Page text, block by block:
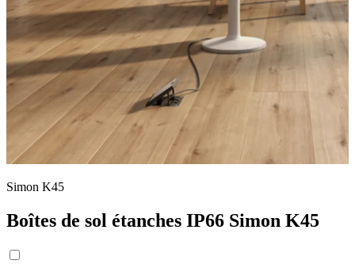
Simon K45
Boîtes de sol étanches IP66 Simon K45